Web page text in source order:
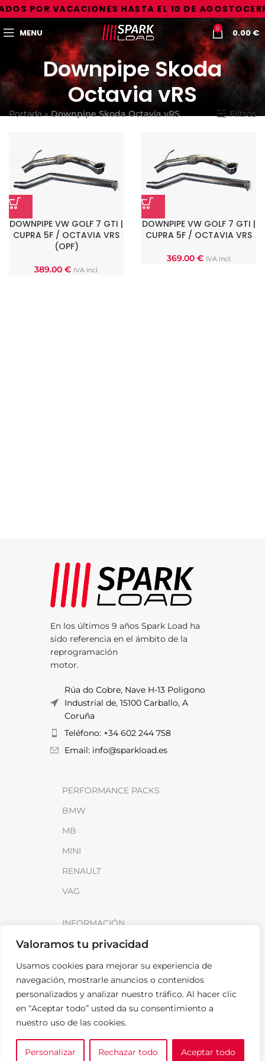
Valoramos tu privacidad
Usamos cookies para mejorar su experiencia de
navegación, mostrarle anuncios o contenidos
personalizados y analizar nuestro tráfico. Al hacer clic
en “Aceptar todo” usted da su consentimiento a
nuestro uso de las cookies.
Personalizar Rechazar todo Aceptar todo
POR VACACIONES HASTA EL 10 DE AGOSTO
MENU 0 0.00€
Downpipe Skoda
Octavia vRS
Portada»Downpipe Skoda Octavia vRS Filtros
DOWNPIPE VW GOLF 7 GTI |
CUPRA 5F / OCTAVIA VRS
(OPF)
389.00 € IVA incl.
DOWNPIPE VW GOLF 7 GTI |
CUPRA 5F / OCTAVIA VRS
369.00 € IVA incl.
En los últimos 9 años Spark Load ha
sido referencia en el ámbito de la
reprogramación
motor.
Rúa do Cobre, Nave H-13 Poligono
Industrial de, 15100 Carballo, A
Coruña
Teléfono: +34 602 244 758
Email: info@sparkload.es
PERFORMANCE PACKS
BMW
MB
MINI
RENAULT
VAG
INFORMACIÓN
Sobre SparkLoad
Distribuidores
FAQ
Contacto
Noticias
LEGAL
0